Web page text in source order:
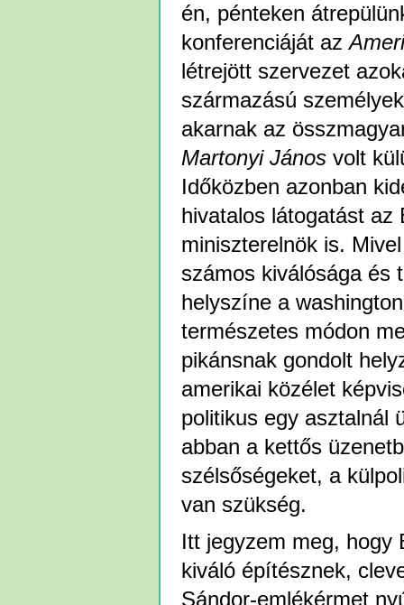
én, pénteken
konferenciáját az
létrejött szervezet
származású
akarnak az
Martonyi János volt
Időközben azonban
hivatalos látogatást
miniszterelnök is.
számos kiválósága és
helyszíne a
természetes módon
pikánsnak gondolt
amerikai közélet
politikus egy asztalnál
abban a kettős
szélsőségeket, a
van szükség.
Itt jegyzem meg, hogy
kiváló építésznek,
Sándor-emlékérmet